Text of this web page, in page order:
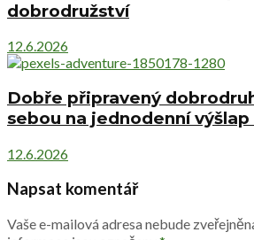
dobrodružství
12.6.2026
Dobře připravený
sebou na jednodenní
12.6.2026
Napsat komentář
Vaše e-mailová adresa nebude